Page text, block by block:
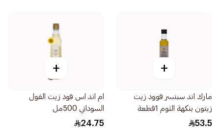
+
مارك اند سبنسر فوود زيت
زيتون بنكهة الثوم 1قطعة
53.5
+
ام اند اس فود زيت الفول
السوداني 500مل
24.75